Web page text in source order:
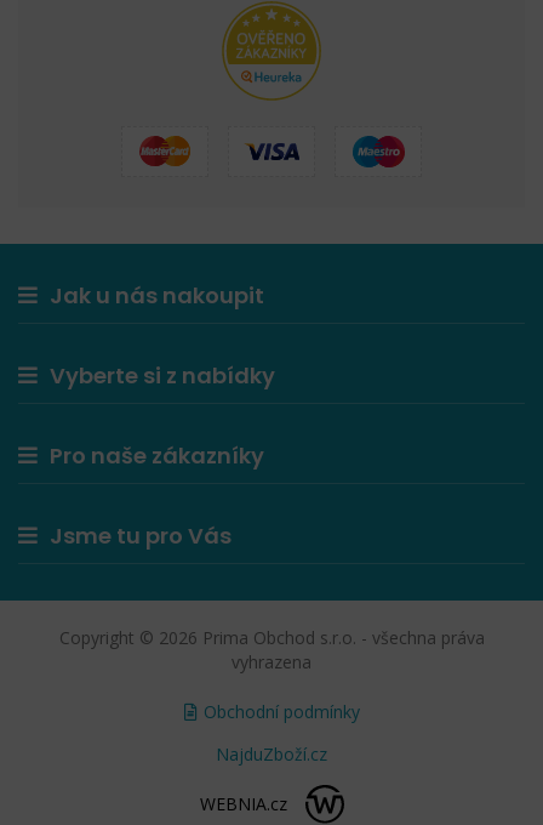
Jak u nás nakoupit
Vyberte si z nabídky
Pro naše zákazníky
Jsme tu pro Vás
Copyright © 2026 Prima Obchod s.r.o. - všechna práva
vyhrazena
Obchodní podmínky
NajduZboží.cz
WEBNIA.cz